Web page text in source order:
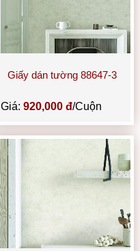
Giấy dán tường 88647-3
Giá: 920,000 đ/Cuộn